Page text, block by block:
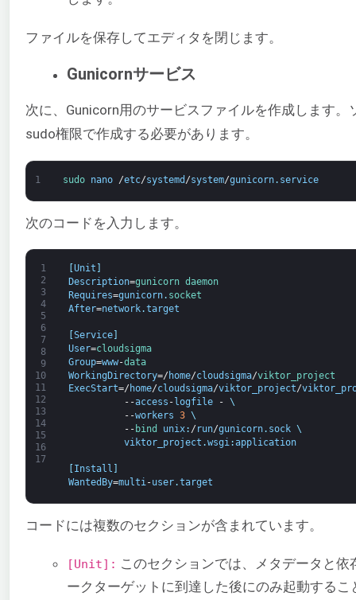
ファイルを保存してエディタを閉じます。
Gunicornサービス
次に、Gunicorn用のサービスファイルを作成します
sudo権限で作成する必要があります。
1 sudo nano /etc/systemd /system/gunicorn. service
次のコードを入力します。
1
2
3
4
5
6
7
8
9
10
11
12
13
14
15
16
17
Unit
Description=gunicorn daemon
Requires=gunicorn. socket
After=network.target
Service]
User=cloudsigma
Group=www-data
WorkingDirectory=/ home/cloudsigma/viktor_project
ExecStart=/ home/cloudsigma/viktor_project/
--access - logfile - \
--workers 3 \
-- bind unix: / run/gunicorn. sock \
viktor_project .wsgi :application
Install
WantedBy=multi-user.target
コードには複数のセクションが含まれています。
[Unit]: このセクションでは、メタデータと
ークターゲットに到達した後にのみ起動する